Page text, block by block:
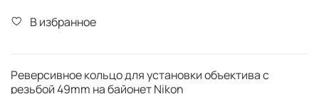
В избранное
Реверсивное кольцо для установки объектива с
резьбой 49mm на байонет Nikon